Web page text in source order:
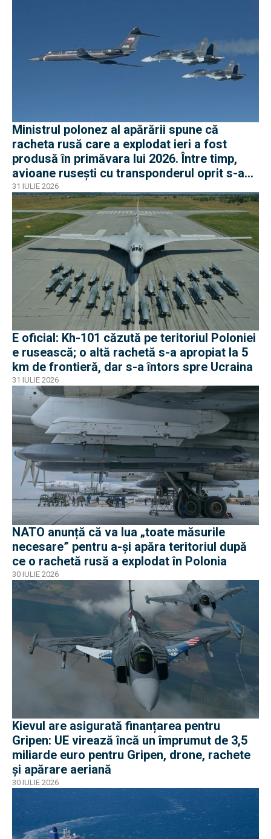
Ministrul polonez al apărării spune că
racheta rusă care a explodat ieri a fost
produsă în primăvara lui 2026. Între timp,
avioane rusești cu transponderul oprit s-au
apropiat de frontiera Poloniei
31 IULIE 2026
E oficial: Kh-101 căzută pe teritoriul Poloniei
e rusească; o altă rachetă s-a apropiat la 5
km de frontieră, dar s-a întors spre Ucraina
31 IULIE 2026
NATO anunță că va lua „toate măsurile
necesare” pentru a-și apăra teritoriul după
ce o rachetă rusă a explodat în Polonia
30 IULIE 2026
Kievul are asigurată finanțarea pentru
Gripen: UE virează încă un împrumut de 3,5
miliarde euro pentru Gripen, drone, rachete
și apărare aeriană
30 IULIE 2026